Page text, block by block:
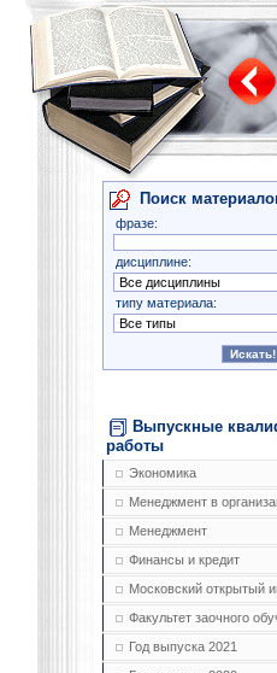
Поиск
фразе:
дисциплине:
типу материала:
Выпускные
работы
Экономика
Менеджмент в
Менеджмент
Финансы и кредит
Московский открытый
Факультет заочного
Год выпуска 2021